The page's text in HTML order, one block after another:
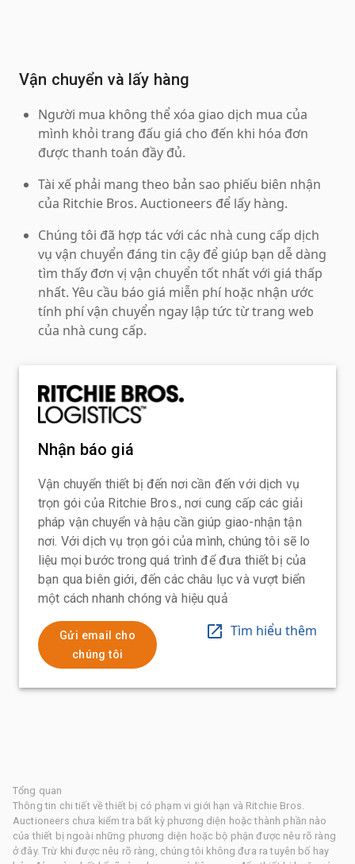
Vận chuyển và lấy hàng
Người mua không thể xóa giao dịch mua của
mình khỏi trang đấu giá cho đến khi hóa đơn
được thanh toán đầy đủ.
Tài xế phải mang theo bản sao phiếu biên nhận
của Ritchie Bros. Auctioneers để lấy hàng.
Chúng tôi đã hợp tác với các nhà cung cấp dịch
vụ vận chuyển đáng tin cậy để giúp bạn dễ dàng
tìm thấy đơn vị vận chuyển tốt nhất với giá thấp
nhất. Yêu cầu báo giá miễn phí hoặc nhận ước
tính phí vận chuyển ngay lập tức từ trang web
của nhà cung cấp.
Nhận báo giá
Vận chuyển thiết bị đến nơi cần đến với dịch vụ
trọn gói của Ritchie Bros., nơi cung cấp các giải
pháp vận chuyển và hậu cần giúp giao-nhận tận
nơi. Với dịch vụ trọn gói của mình, chúng tôi sẽ lo
liệu mọi bước trong quá trình để đưa thiết bị của
bạn qua biên giới, đến các châu lục và vượt biển
một cách nhanh chóng và hiệu quả
Gửi email cho
chúng tôi
Tìm hiểu thêm
Tổng quan
Thông tin chi tiết về thiết bị có phạm vi giới hạn và Ritchie Bros.
Auctioneers chưa kiểm tra bất kỳ phương diện hoặc thành phần nào
của thiết bị ngoài những phương diện hoặc bộ phận được nêu rõ ràng
ở đây. Trừ khi được nêu rõ ràng, chúng tôi không đưa ra tuyên bố hay